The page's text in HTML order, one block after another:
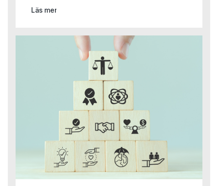
delar en av Capas grundare Sara Heimer med sig av
Läs mer